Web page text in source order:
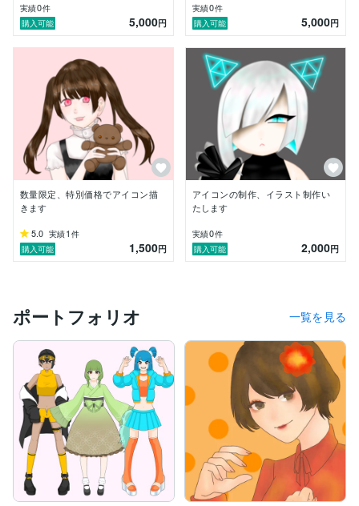
実績0件
購入可能
5,000円
実績0件
購入可能
5,000円
数量限定、特別価格でアイコン描
きます
5.0 実績1 件
購入可能
1,500円
アイコンの制作、イラスト制作い
たします
実績0件
購入可能
2,000円
ポートフォリオ 一覧を見る